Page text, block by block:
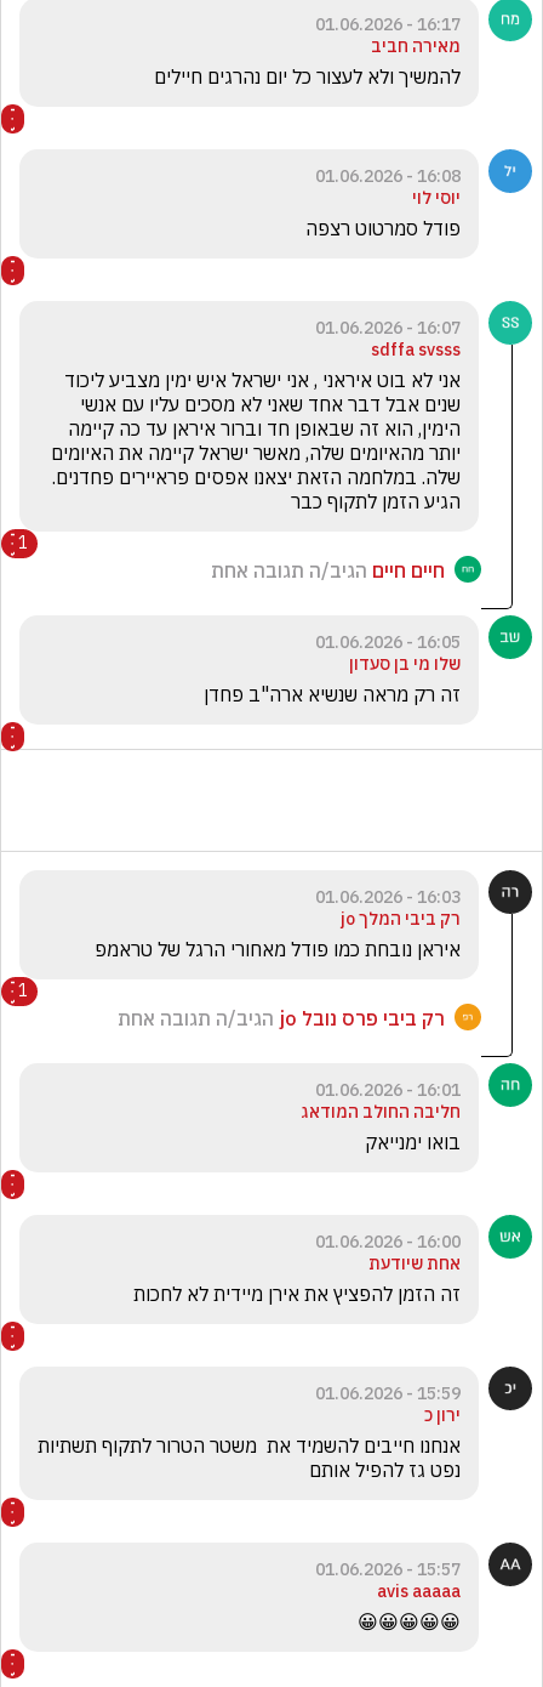
16:17 - 01.06.2026
מאירה חביב
להמשיך ולא לעצור כל יום נהרגים חיילים
16:08 - 01.06.2026
יוסי לוי
פודל סמרטוט רצפה
16:07 - 01.06.2026
sdffa svsss
הגיע הזמן לתקוף כבר
1
חיים חיים הגיב/ה תגובה אחת
16:05 - 01.06.2026
שלו מי בן סעדון
זה רק מראה שנשיא ארה"ב פחדן
16:03 - 01.06.2026
רק ביבי המלך jo
איראן נובחת כמו פודל מאחורי הרגל של טראמפ
1
רק ביבי פרס נובל jo הגיב/ה תגובה אחת
16:01 - 01.06.2026
חליבה החולב המודאג
בואו ימנייאק
16:00 - 01.06.2026
אחת שיודעת
זה הזמן להפציץ את אירן מיידית לא לחכות
15:59 - 01.06.2026
ירון כ
נפט גז להפיל אותם
15:57 - 01.06.2026
avis aaaaa
😀😀😀😀😀